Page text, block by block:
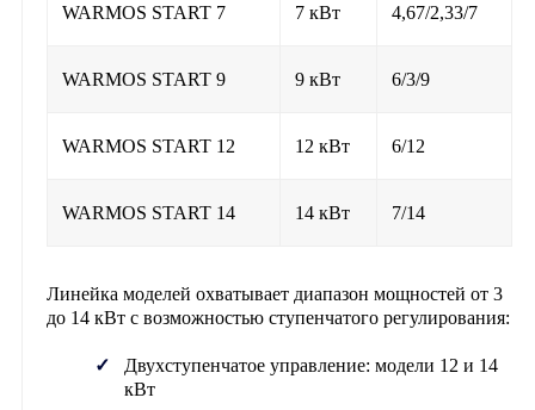
WARMOS START 7 7 кВт 4,67/2,33/7
WARMOS START 9 9 кВт 6/3/9
WARMOS START 12 12 кВт 6/12
WARMOS START 14 14 кВт 7/14
Линейка моделей охватывает диапазон мощностей от 3
до 14 кВт с возможностью ступенчатого регулирования:
Двухступенчатое управление: модели 12 и 14
кВт